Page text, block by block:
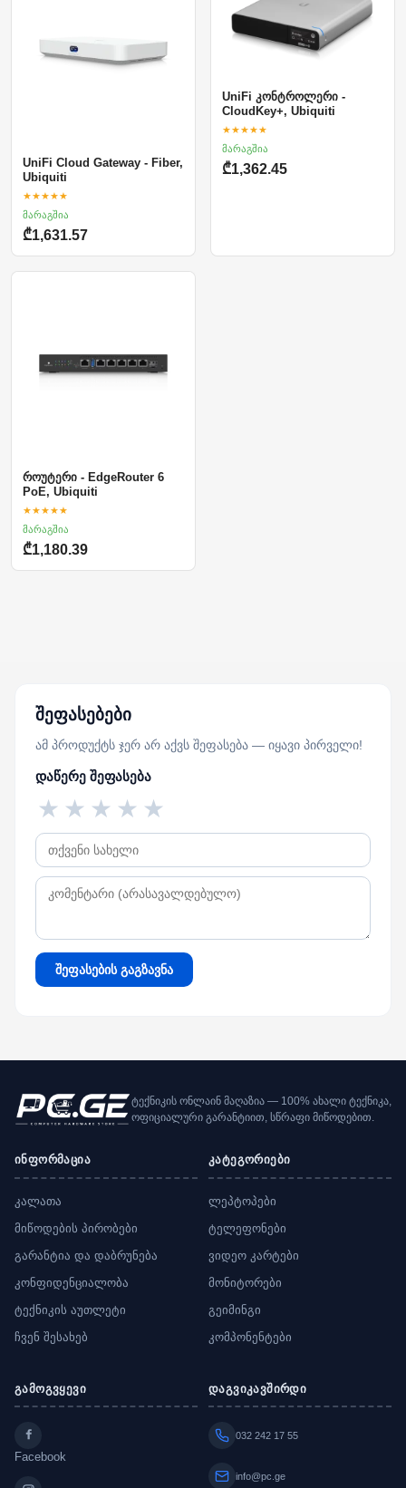
UniFi Cloud Gateway - Fiber,
Ubiquiti
★★★★★
მარაგშია
₾1,631.57
UniFi კონტროლერი -
CloudKey+, Ubiquiti
★★★★★
მარაგშია
₾1,362.45
როუტერი - EdgeRouter 6
PoE, Ubiquiti
★★★★★
მარაგშია
₾1,180.39
შეფასებები
ამ პროდუქტს ჯერ არ აქვს შეფასება — იყავი პირველი!
დაწერე შეფასება
★
★
★
★
★
შეფასების გაგზავნა
ტექნიკის ონლაინ მაღაზია — 100% ახალი ტექნიკა,
ოფიციალური გარანტიით, სწრაფი მიწოდებით.
ინფორმაცია
კალათა
მიწოდების პირობები
გარანტია და დაბრუნება
კონფიდენციალობა
ტექნიკის აუთლეტი
ჩვენ შესახებ
კატეგორიები
ლეპტოპები
ტელეფონები
ვიდეო კარტები
მონიტორები
გეიმინგი
კომპონენტები
გამოგვყევი
Facebook
დაგვიკავშირდი
032 242 17 55
info@pc.ge